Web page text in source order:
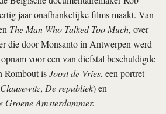
jaar onafhankelijke films maakt. Van
The Man Who Talked Too Much, over
die door Monsanto in Antwerpen werd
voor een van diefstal beschuldigde
Rombout isJoost de Vries, een portret
Clausewitz, De republiek) en
Groene Amsterdammer.